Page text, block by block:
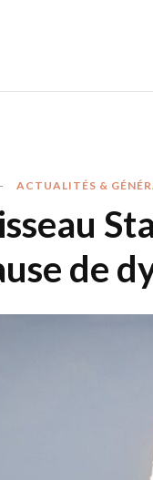
ACTUALITÉS &
de